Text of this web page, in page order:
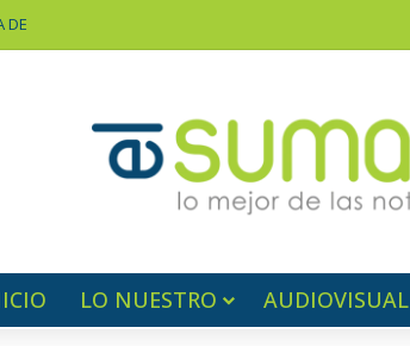
DE
LO NUESTRO AUDIOVISUAL